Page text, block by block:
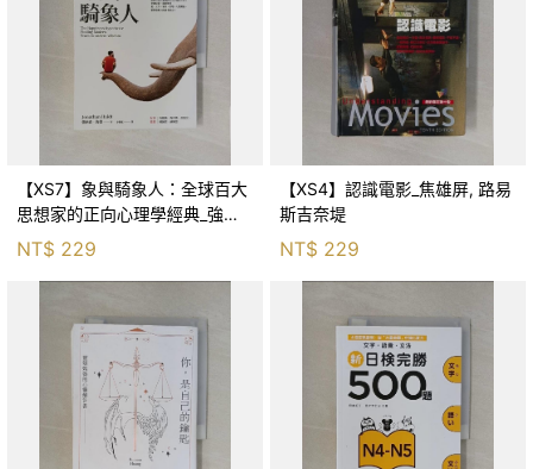
【XS7】象與騎象人：全球百大
思想家的正向心理學經典_強納
森．海德, 李靜瑤
NT$ 229
【XS4】認識電影_焦雄屏, 路易
斯吉奈堤
NT$ 229